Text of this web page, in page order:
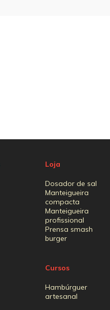
Loja
Dosador de sal
Manteigueira
compacta
Manteigueira
profissional
Prensa smash
burger
Cursos
Hambúrguer
artesanal